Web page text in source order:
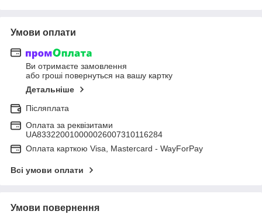
Умови оплати
Ви отримаєте замовлення
або гроші повернуться на вашу картку
Детальніше
Післяплата
Оплата за реквізитами
UA833220010000026007310116284
Оплата карткою Visa, Mastercard - WayForPay
Всі умови оплати
Умови повернення